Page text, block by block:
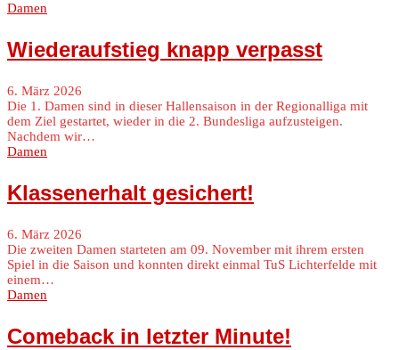
Damen
Wiederaufstieg knapp verpasst
6. März 2026
Die 1. Damen sind in dieser Hallensaison in der Regionalliga mit
dem Ziel gestartet, wieder in die 2. Bundesliga aufzusteigen.
Nachdem wir…
Damen
Klassenerhalt gesichert!
6. März 2026
Die zweiten Damen starteten am 09. November mit ihrem ersten
Spiel in die Saison und konnten direkt einmal TuS Lichterfelde mit
einem…
Damen
Comeback in letzter Minute!